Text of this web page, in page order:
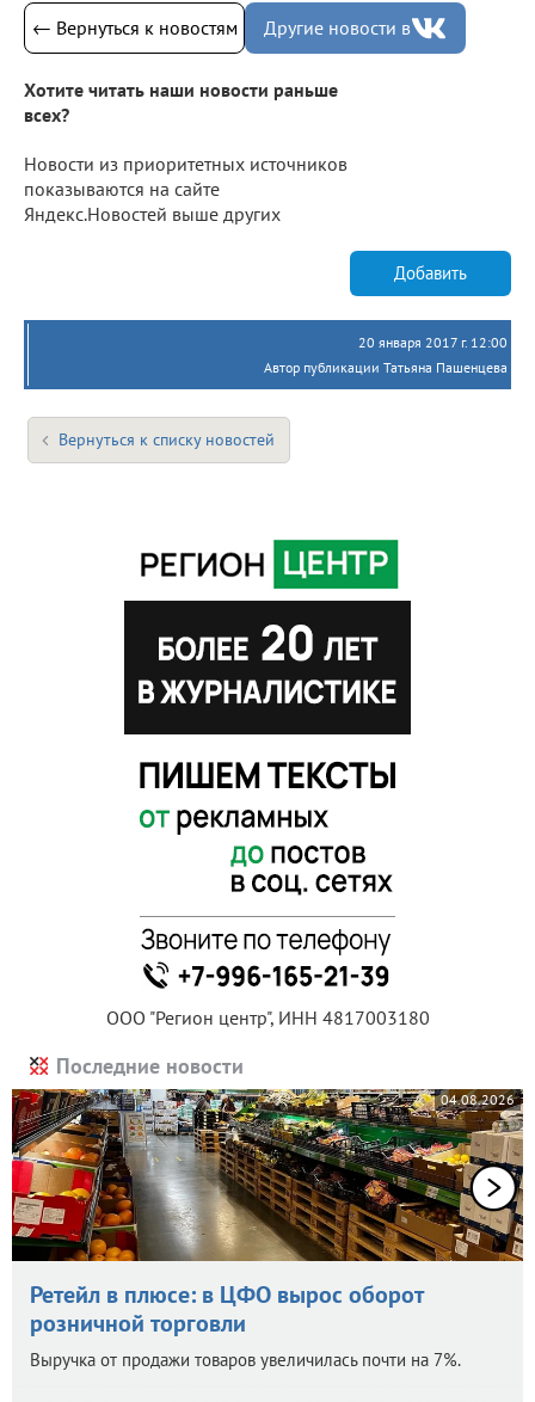
← Вернуться к новостям Другие новости в
Хотите читать наши новости раньше
всех?
Новости из приоритетных источников
показываются на сайте
Яндекс.Новостей выше других
Добавить
20 января 2017 г. 12:00
Автор публикации Татьяна Пашенцева
Вернуться к списку новостей
ООО "Регион центр", ИНН 4817003180
Последние новости
04.08.2026
Ретейл в плюсе: в ЦФО вырос оборот
розничной торговли
Выручка от продажи товаров увеличилась почти на 7%.